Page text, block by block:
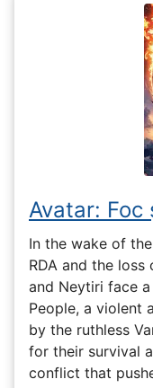
Avatar:
In the wake of
RDA and the
and Neytiri face
People, a violent
by the ruthless
for their survival
conflict that